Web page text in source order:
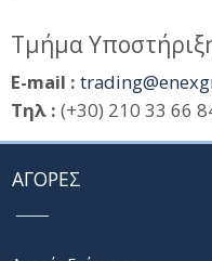
Τμήμα
E-mail :
Τηλ : (+30) 210 33 66
ΑΓΟΡΕΣ